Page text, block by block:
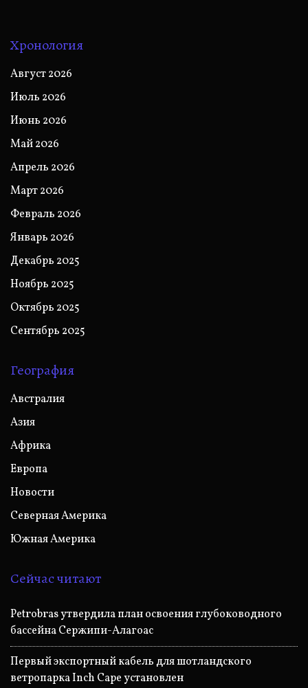
Хронология
Август 2026
Июль 2026
Июнь 2026
Май 2026
Апрель 2026
Март 2026
Февраль 2026
Январь 2026
Декабрь 2025
Ноябрь 2025
Октябрь 2025
Сентябрь 2025
География
Австралия
Азия
Африка
Европа
Новости
Северная Америка
Южная Америка
Сейчас читают
Petrobras утвердила план освоения глубоководного
бассейна Сержипи-Алагоас
Первый экспортный кабель для шотландского
ветропарка Inch Cape установлен